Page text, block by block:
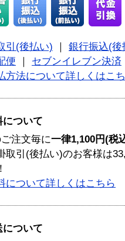
引(後払い)
銀行振込(後
便
セブンイレブン決済
方法について詳しくはこ
について
注文毎に一律1,100円(税
取引(後払い)のお客様は
について詳しくはこちら
について